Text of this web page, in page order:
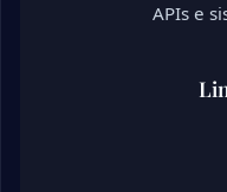
APIs e